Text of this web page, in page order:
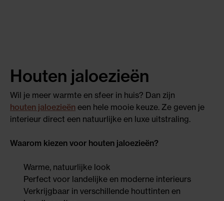
Houten jaloezieën
Wil je meer warmte en sfeer in huis? Dan zijn
houten jaloezieën een hele mooie keuze. Ze geven je
interieur direct een natuurlijke en luxe uitstraling.
Waarom kiezen voor houten jaloezieën?
Warme, natuurlijke look
Perfect voor landelijke en moderne interieurs
Verkrijgbaar in verschillende houttinten en